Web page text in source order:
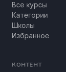
Все курсы
Категории
Школы
Избранное
КОНТЕНТ